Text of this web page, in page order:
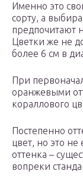
Именно это
сорту, а
предпочитают
Цветки же не
более 6 см в
При
оранжевыми
кораллового
Постепенно
цвет, но это
оттенка –
вопреки